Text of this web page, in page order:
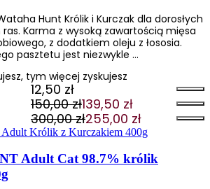
Hunt Królik i Kurczak dla dorosłych
Karma z wysoką zawartością mięsa
z dodatkiem oleju z łososia.
pasztetu jest niezwykle …
tym więcej zyskujesz
12,50 zł
150,00zł
Pierwotna
cena
wynosiła:
150,00 zł.
139,50 zł
Aktualna
cena
wynosi:
139,50 zł.
300,00zł
Pierwotna
cena
wynosiła:
300,00 zł.
255,00 zł
Aktualna
cena
wynosi:
255,00 zł.
Adult Cat 98.7% królik